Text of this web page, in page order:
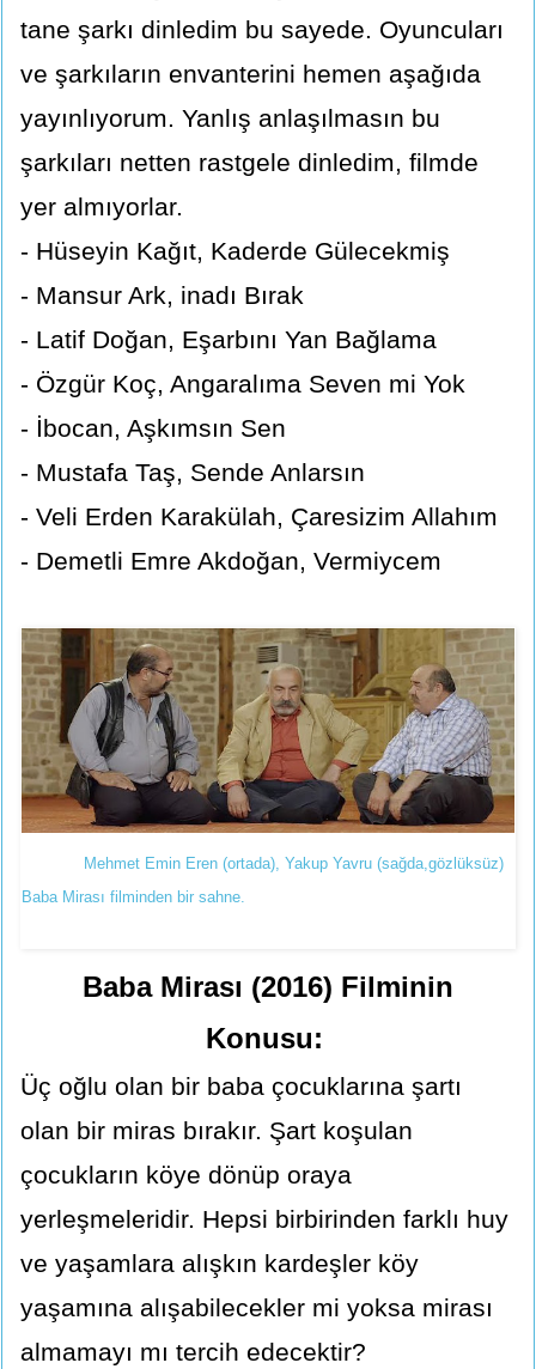
tane şarkı dinledim bu sayede. Oyuncuları
ve şarkıların envanterini hemen aşağıda
yayınlıyorum. Yanlış anlaşılmasın bu
şarkıları netten rastgele dinledim, filmde
yer almıyorlar.
- Hüseyin Kağıt, Kaderde Gülecekmiş
- Mansur Ark, inadı Bırak
- Latif Doğan, Eşarbını Yan Bağlama
- Özgür Koç, Angaralıma Seven mi Yok
- İbocan, Aşkımsın Sen
- Mustafa Taş, Sende Anlarsın
- Veli Erden Karakülah, Çaresizim Allahım
- Demetli Emre Akdoğan, Vermiycem
Mehmet Emin Eren (ortada), Yakup Yavru (sağda,gözlüksüz)
Baba Mirası filminden bir sahne.
Baba Mirası (2016) Filminin
Konusu:
Üç oğlu olan bir baba çocuklarına şartı
olan bir miras bırakır. Şart koşulan
çocukların köye dönüp oraya
yerleşmeleridir. Hepsi birbirinden farklı huy
ve yaşamlara alışkın kardeşler köy
yaşamına alışabilecekler mi yoksa mirası
almamayı mı tercih edecektir?